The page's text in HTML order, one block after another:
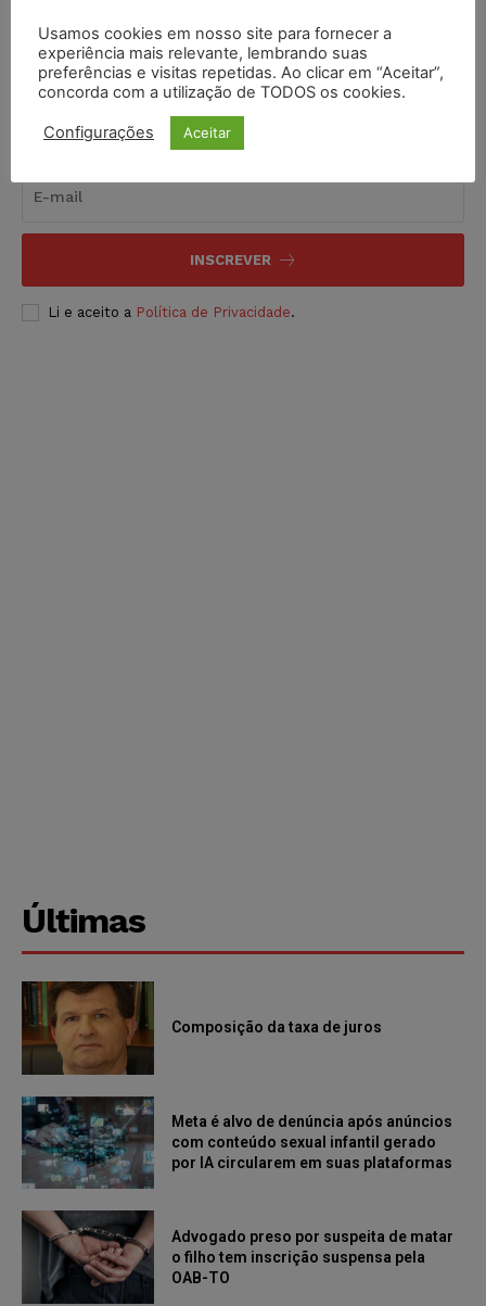
Inscreva-se
INSCREVER
Li e aceito a Política de Privacidade.
Últimas
Composição da taxa de juros
Meta é alvo de denúncia após anúncios
com conteúdo sexual infantil gerado
por IA circularem em suas plataformas
Advogado preso por suspeita de matar
o filho tem inscrição suspensa pela
OAB-TO
Usamos cookies em nosso site para fornecer a
experiência mais relevante, lembrando suas
preferências e visitas repetidas. Ao clicar em “Aceitar”,
concorda com a utilização de TODOS os cookies.
Configurações Aceitar